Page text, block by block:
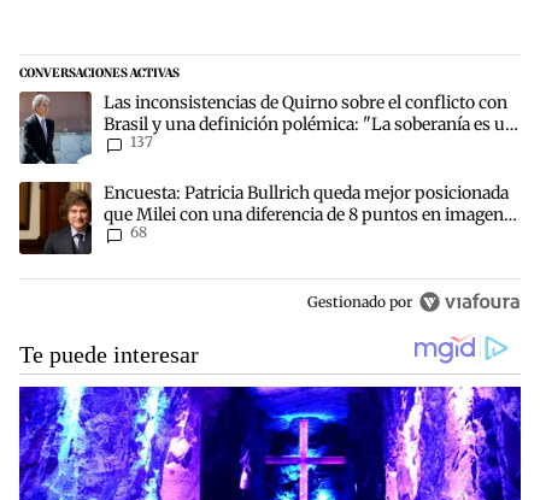
CONVERSACIONES ACTIVAS
Este listado muestra los artículos con más comentarios en los
Un artículo de tendencia con el título "Las inconsistencias de
Las inconsistencias de Quirno sobre el conflicto con
Brasil y una definición polémica: "La soberanía es un
concepto antiguo"
137
Un artículo de tendencia con el título "Encuesta: Patricia Bullrich
Encuesta: Patricia Bullrich queda mejor posicionada
que Milei con una diferencia de 8 puntos en imagen
negativa
68
Gestionado por